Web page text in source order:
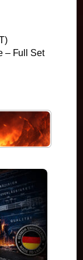
– Full Set